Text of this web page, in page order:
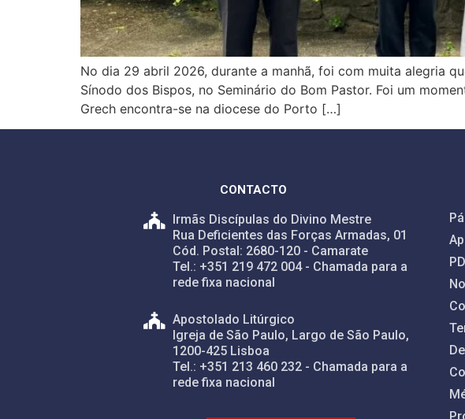
No dia 29 abril 2026, durante a manhã, foi com muita alegria
Sínodo dos Bispos, no Seminário do Bom Pastor. Foi um
Grech encontra-se na diocese do Porto […]
CONTACTO
Irmãs Discípulas do Divino Mestre
Rua Deficientes das Forças Armadas, 01
Cód. Postal: 2680-120 - Camarate
Tel.: +351 219 472 004 - Chamada para a
rede fixa nacional
Apostolado Litúrgico
Igreja de São Paulo, Largo de São Paulo,
1200-425 Lisboa
Tel.: +351 213 460 232 - Chamada para a
rede fixa nacional